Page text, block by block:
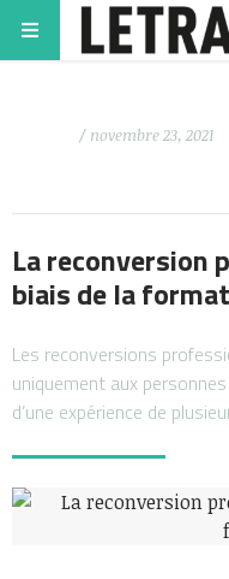
/ novembre 23, 2021
La reconversion
biais de la
Les reconversions
uniquement aux
d’une expérience de